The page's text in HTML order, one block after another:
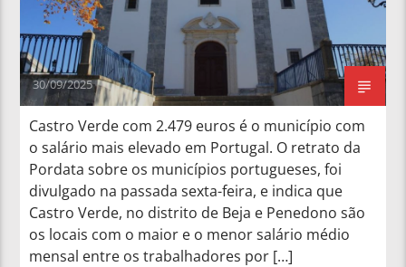
30/09/2025
Castro Verde com 2.479 euros é o município com
o salário mais elevado em Portugal. O retrato da
Pordata sobre os municípios portugueses, foi
divulgado na passada sexta-feira, e indica que
Castro Verde, no distrito de Beja e Penedono são
os locais com o maior e o menor salário médio
mensal entre os trabalhadores por […]